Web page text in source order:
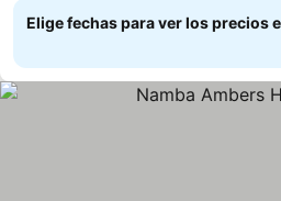
Elige fechas para ver los precios